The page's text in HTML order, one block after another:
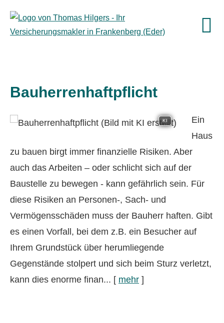
Bau­herren­haft­pflicht
KI
Ein
Haus
zu bauen birgt immer finanzielle Risiken. Aber
auch das Arbeiten – oder schlicht sich auf der
Baustelle zu bewegen - kann gefährlich sein. Für
diese Risiken an Per­sonen-, Sach- und
Vermögensschäden muss der Bauherr haften. Gibt
es einen Vorfall, bei dem z.B. ein Besucher auf
Ihrem Grundstück über herumliegende
Gegenstände stolpert und sich beim Sturz verletzt,
kann dies enorme finan... [ mehr ]